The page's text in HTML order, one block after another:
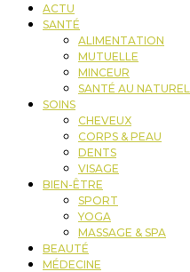
ACTU
SANTÉ
ALIMENTATION
MUTUELLE
MINCEUR
SANTÉ AU NATUREL
SOINS
CHEVEUX
CORPS & PEAU
DENTS
VISAGE
BIEN-ÊTRE
SPORT
YOGA
MASSAGE & SPA
BEAUTÉ
MÉDECINE